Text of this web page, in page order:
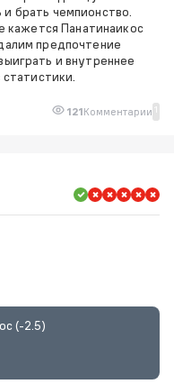
брать чемпионство.
кажется Панатинаикос
предпочтение
и внутреннее
121Комментарии 1
(-2.5)